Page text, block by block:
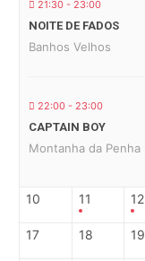
21:30 - 23:00
NOITE DE FADOS
Banhos Velhos
22:00 - 23:00
CAPTAIN BOY
Montanha da Penha
10 11 12
17 18 19